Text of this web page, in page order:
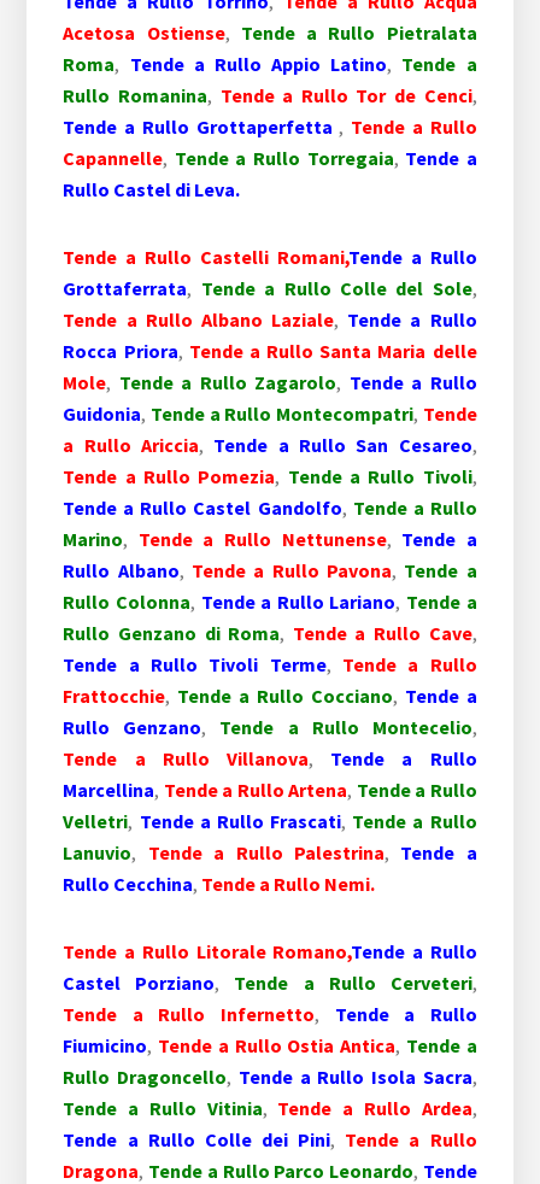
Acetosa Ostiense, Tende a Rullo Pietralata
Roma, Tende a Rullo Appio Latino, Tende a
Rullo Romanina, Tende a Rullo Tor de Cenci,
Tende a Rullo Grottaperfetta, Tende a Rullo
Capannelle, Tende a Rullo Torregaia, Tende a
Rullo Castel di Leva.
Tende a Rullo Castelli Romani,Tende a Rullo
Grottaferrata, Tende a Rullo Colle del Sole,
Tende a Rullo Albano Laziale, Tende a Rullo
Rocca Priora, Tende a Rullo Santa Maria delle
Mole, Tende a Rullo Zagarolo, Tende a Rullo
Guidonia, Tende a Rullo Montecompatri, Tende
a Rullo Ariccia, Tende a Rullo San Cesareo,
Tende a Rullo Pomezia, Tende a Rullo Tivoli,
Tende a Rullo Castel Gandolfo, Tende a Rullo
Marino, Tende a Rullo Nettunense, Tende a
Rullo Albano, Tende a Rullo Pavona, Tende a
Rullo Colonna, Tende a Rullo Lariano, Tende a
Rullo Genzano di Roma, Tende a Rullo Cave,
Tende a Rullo Tivoli Terme, Tende a Rullo
Frattocchie, Tende a Rullo Cocciano, Tende a
Rullo Genzano, Tende a Rullo Montecelio,
Tende a Rullo Villanova, Tende a Rullo
Marcellina, Tende a Rullo Artena, Tende a Rullo
Velletri, Tende a Rullo Frascati, Tende a Rullo
Lanuvio, Tende a Rullo Palestrina, Tende a
Rullo Cecchina, Tende a Rullo Nemi.
Tende a Rullo Litorale Romano,Tende a Rullo
Castel Porziano, Tende a Rullo Cerveteri,
Tende a Rullo Infernetto, Tende a Rullo
Fiumicino, Tende a Rullo Ostia Antica, Tende a
Rullo Dragoncello, Tende a Rullo Isola Sacra,
Tende a Rullo Vitinia, Tende a Rullo Ardea,
Tende a Rullo Colle dei Pini, Tende a Rullo
Dragona, Tende a Rullo Parco Leonardo, Tende